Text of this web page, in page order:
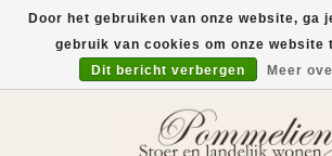
Door het gebruiken van onze website, ga
gebruik van cookies om onze website
Dit bericht verbergen
Meer